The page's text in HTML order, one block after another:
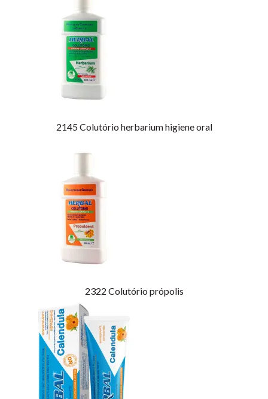
2145Colutório herbarium higiene oral
2322 Colutório própolis